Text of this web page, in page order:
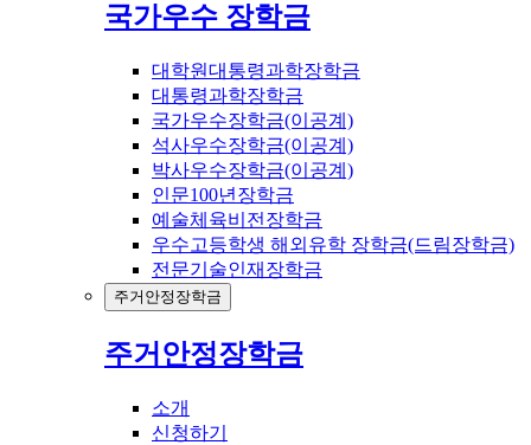
국가우수 장학금
대학원대통령과학장학금
대통령과학장학금
국가우수장학금(이공계)
석사우수장학금(이공계)
박사우수장학금(이공계)
인문100년장학금
예술체육비전장학금
우수고등학생 해외유학 장학금(드림장학금)
전문기술인재장학금
주거안정장학금
주거안정장학금
소개
신청하기